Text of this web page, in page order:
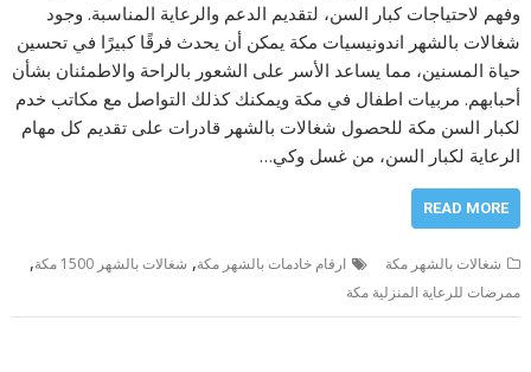
وفهم لاحتياجات كبار السن، لتقديم الدعم والرعاية المناسبة. وجود
شغالات بالشهر اندونيسيات مكة يمكن أن يحدث فرقًا كبيرًا في تحسين
حياة المسنين، مما يساعد الأسر على الشعور بالراحة والاطمئنان بشأن
أحبابهم. مربيات اطفال في مكة ويمكنك كذلك التواصل مع مكاتب خدم
لكبار السن مكة للحصول شغالات بالشهر قادرات على تقديم كل مهام
الرعاية لكبار السن، من غسل وكي…
READ MORE
شغالات بالشهر مكة ارقام خادمات بالشهر مكة, شغالات بالشهر 1500 مكة ,
ممرضات للرعاية المنزلية مكة